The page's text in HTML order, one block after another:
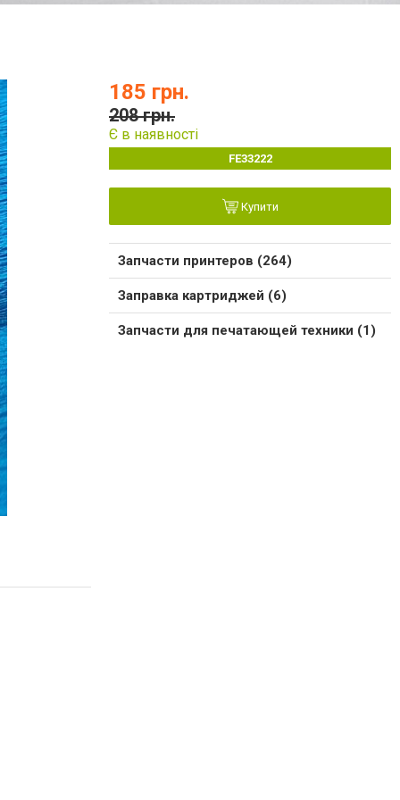
185 грн.
208 грн.
Є в наявності
FE33222
Купити
Запчасти принтеров (264)
Заправка картриджей (6)
Запчасти для печатающей техники (1)